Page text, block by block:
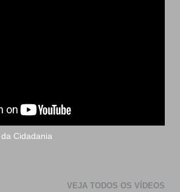
Cidadania
VEJA TODOS OS VÍDEOS